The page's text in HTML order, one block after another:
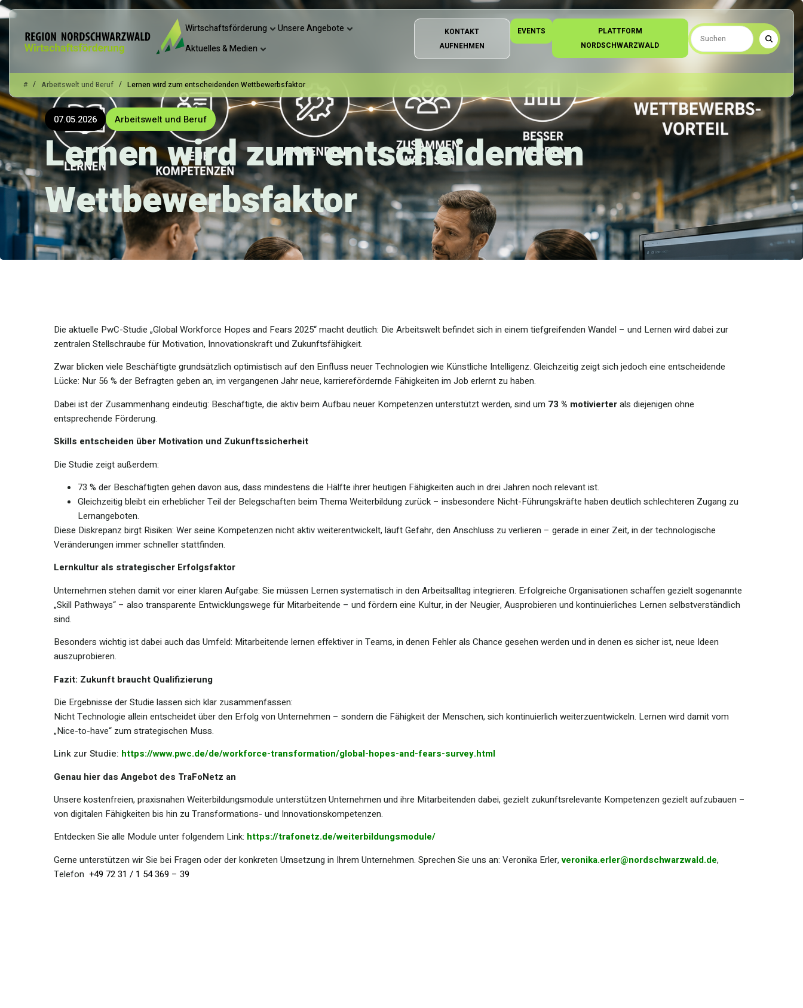
Wirtschaftsförderung
Unsere Angebote
Aktuelles & Medien
KONTAKT
AUFNEHMEN
EVENTS
PLATTFORM
NORDSCHWARZWALD
# / Arbeitswelt und Beruf / Lernen wird zum entscheidenden Wettbewerbsfaktor
07.05.2026 Arbeitswelt und Beruf
Lernen wird zum entscheidenden
Wettbewerbsfaktor
Die aktuelle PwC-Studie „Global Workforce Hopes and Fears 2025“ macht deutlich: Die Arbeitswelt befindet sich in einem tiefgreifenden Wandel – und Lernen wird dabei zur
zentralen Stellschraube für Motivation, Innovationskraft und Zukunftsfähigkeit.
Zwar blicken viele Beschäftigte grundsätzlich optimistisch auf den Einfluss neuer Technologien wie Künstliche Intelligenz. Gleichzeitig zeigt sich jedoch eine entscheidende
Lücke: Nur 56 % der Befragten geben an, im vergangenen Jahr neue, karrierefördernde Fähigkeiten im Job erlernt zu haben.
Dabei ist der Zusammenhang eindeutig: Beschäftigte, die aktiv beim Aufbau neuer Kompetenzen unterstützt werden, sind um 73 % motivierterals diejenigen ohne
entsprechende Förderung.
Skills entscheiden über Motivation und Zukunftssicherheit
Die Studie zeigt außerdem:
73 % der Beschäftigten gehen davon aus, dass mindestens die Hälfte ihrer heutigen Fähigkeiten auch in drei Jahren noch relevant ist.
Gleichzeitig bleibt ein erheblicher Teil der Belegschaften beim Thema Weiterbildung zurück – insbesondere Nicht-Führungskräfte haben deutlich schlechteren Zugang zu
Lernangeboten.
Diese Diskrepanz birgt Risiken: Wer seine Kompetenzen nicht aktiv weiterentwickelt, läuft Gefahr, den Anschluss zu verlieren – gerade in einer Zeit, in der technologische
Veränderungen immer schneller stattfinden.
Lernkultur als strategischer Erfolgsfaktor
Unternehmen stehen damit vor einer klaren Aufgabe: Sie müssen Lernen systematisch in den Arbeitsalltag integrieren. Erfolgreiche Organisationen schaffen gezielt sogenannte
„Skill Pathways“ – also transparente Entwicklungswege für Mitarbeitende – und fördern eine Kultur, in der Neugier, Ausprobieren und kontinuierliches Lernen selbstverständlich
sind.
Besonders wichtig ist dabei auch das Umfeld: Mitarbeitende lernen effektiver in Teams, in denen Fehler als Chance gesehen werden und in denen es sicher ist, neue Ideen
auszuprobieren.
Fazit: Zukunft braucht Qualifizierung
Die Ergebnisse der Studie lassen sich klar zusammenfassen:
Nicht Technologie allein entscheidet über den Erfolg von Unternehmen – sondern die Fähigkeit der Menschen, sich kontinuierlich weiterzuentwickeln. Lernen wird damit vom
„Nice-to-have“ zum strategischen Muss.
Link zur Studie: https://www.pwc.de/de/workforce-transformation/global-hopes-and-fears-survey.html
Genau hier das Angebot des TraFoNetz an
Unsere kostenfreien, praxisnahen Weiterbildungsmodule unterstützen Unternehmen und ihre Mitarbeitenden dabei, gezielt zukunftsrelevante Kompetenzen gezielt aufzubauen –
von digitalen Fähigkeiten bis hin zu Transformations- und Innovationskompetenzen.
Entdecken Sie alle Module unter folgendem Link: https://trafonetz.de/weiterbildungsmodule/
Gerne unterstützen wir Sie bei Fragen oder der konkreten Umsetzung in Ihrem Unternehmen. Sprechen Sie uns an: Veronika Erler,veronika.erler@nordschwarzwald.de,
Telefon +49 72 31 / 1 54 369 – 39